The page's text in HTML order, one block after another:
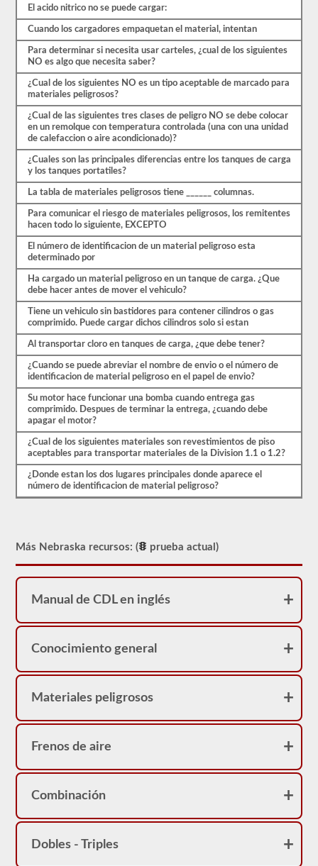
primer
para
respaldo.
También
tendrá
que
tomar
sus
huellas
digitales
y
aprobar
una
evaluación
amenazas
aprobación
materiales
para
ser
aprobado
para
llevar
una
aprobación
de
HazMat.
Nuestra
prueba
se
utilizado
desde
1999
para
aprobación
El acido nitrico no se puede cargar:
Cuando los cargadores empaquetan el material, intentan
Para determinar si necesita usar carteles, ¿cual de los siguientes
NO es algo que necesita saber?
¿Cual de los siguientes NO es un tipo aceptable de marcado para
materiales peligrosos?
¿Cual de las siguientes tres clases de peligro NO se debe colocar
en un remolque con temperatura controlada (una con una unidad
de calefaccion o aire acondicionado)?
¿Cuales son las principales diferencias entre los tanques de carga
y los tanques portatiles?
La tabla de materiales peligrosos tiene ______ columnas.
Para comunicar el riesgo de materiales peligrosos, los remitentes
hacen todo lo siguiente, EXCEPTO
El número de identificacion de un material peligroso esta
determinado por
Ha cargado un material peligroso en un tanque de carga. ¿Que
debe hacer antes de mover el vehiculo?
Tiene un vehiculo sin bastidores para contener cilindros o gas
comprimido. Puede cargar dichos cilindros solo si estan
Al transportar cloro en tanques de carga, ¿que debe tener?
¿Cuando se puede abreviar el nombre de envio o el número de
identificacion de material peligroso en el papel de envio?
Su motor hace funcionar una bomba cuando entrega gas
comprimido. Despues de terminar la entrega, ¿cuando debe
apagar el motor?
¿Cual de los siguientes materiales son revestimientos de piso
aceptables para transportar materiales de la Division 1.1 o 1.2?
¿Donde estan los dos lugares principales donde aparece el
número de identificacion de material peligroso?
Más Nebraska recursos: ( prueba actual)
Manual de CDL en inglés
Conocimiento general
Materiales peligrosos
Frenos de aire
Combinación
Dobles - Triples